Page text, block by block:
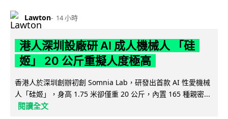
Lawton 14 小時
港人深圳設廠研 AI 成人機械人 「硅
姬」 20 公斤重擬人度極高
香港人於深圳創辦初創 Somnia Lab，研發出首款 AI 性愛機械
人「硅姬」，身高 1.75 米卻僅重 20 公斤，內置 165 種親密...
閱讀全文